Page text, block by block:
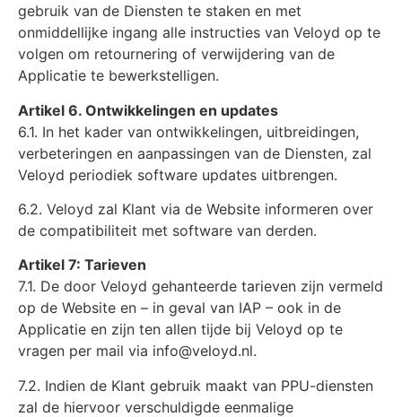
gebruik van de Diensten te staken en met
onmiddellijke ingang alle instructies van Veloyd op te
volgen om retournering of verwijdering van de
Applicatie te bewerkstelligen.
Artikel 6. Ontwikkelingen en updates
6.1. In het kader van ontwikkelingen, uitbreidingen,
verbeteringen en aanpassingen van de Diensten, zal
Veloyd periodiek software updates uitbrengen.
6.2. Veloyd zal Klant via de Website informeren over
de compatibiliteit met software van derden.
Artikel 7: Tarieven
7.1. De door Veloyd gehanteerde tarieven zijn vermeld
op de Website en – in geval van IAP – ook in de
Applicatie en zijn ten allen tijde bij Veloyd op te
vragen per mail via info@veloyd.nl.
7.2. Indien de Klant gebruik maakt van PPU-diensten
zal de hiervoor verschuldigde eenmalige